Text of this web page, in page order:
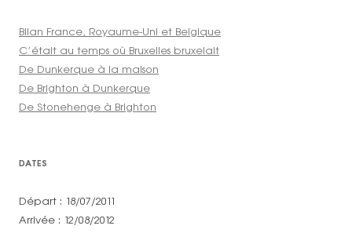
Bilan France, Royaume-Uni et Belgique
C’était au temps où Bruxelles bruxelait
De Dunkerque à la maison
De Brighton à Dunkerque
De Stonehenge à Brighton
DATES
Départ : 18/07/2011
Arrivée : 12/08/2012